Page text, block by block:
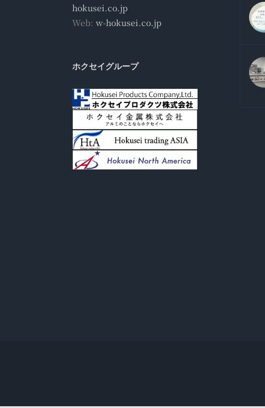
hokusei.co.jp
Web: w-hokusei.co.jp
ホクセイグループ